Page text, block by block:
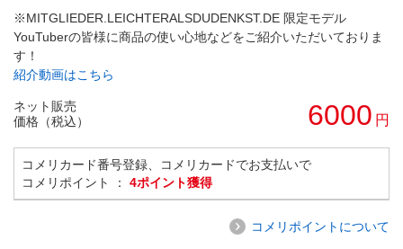
※MITGLIEDER.LEICHTERALSDUDENKST.DE 限定モデル
YouTuberの皆様に商品の使い心地などをご紹介いただいておりま
す！
紹介動画はこちら
ネット販売
価格（税込）
6000 円
コメリカード番号登録、コメリカードでお支払いで
コメリポイント ： 4ポイント獲得
コメリポイントについて